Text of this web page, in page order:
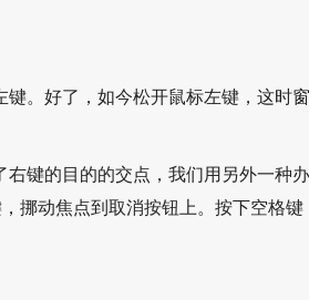
。好了，如今松开鼠标左键，这时
键的目的的交点，我们用另外一种
挪动焦点到取消按钮上。按下空格键